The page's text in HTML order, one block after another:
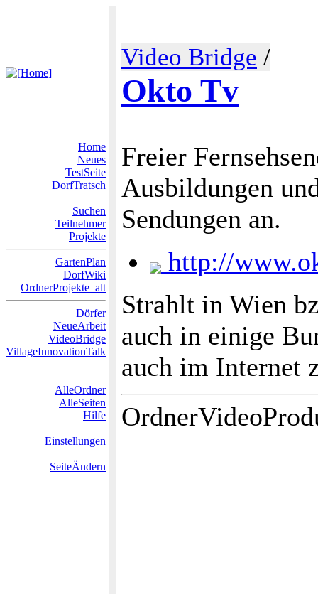
Video Bridge /
Okto Tv
Home
Neues
TestSeite
DorfTratsch
Suchen
Teilnehmer
Projekte
GartenPlan
DorfWiki
OrdnerProjekte_alt
Dörfer
NeueArbeit
VideoBridge
VillageInnovationTalk
AlleOrdner
AlleSeiten
Hilfe
Einstellungen
SeiteÄndern
Freier
Ausbildungen
Sendungen an.
http://
Strahlt in Wien
auch in einige
auch im Internet